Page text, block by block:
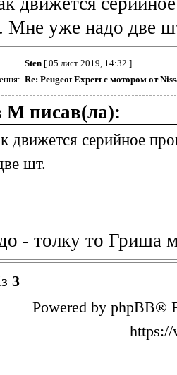
Мне уже надо две
Sten[ 05 лист 2019, 14:32 ]
Re: Peugeot Expert с мотором от
М писав(ла):
движется серийное
шт.
- толку то Гриша
3
Powered by phpBB®
https://